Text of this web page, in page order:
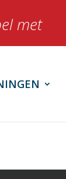
met